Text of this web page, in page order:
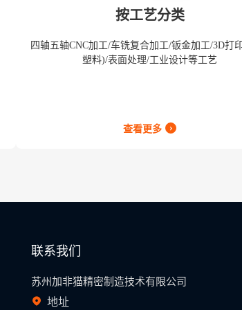
按工艺分类
四轴五轴CNC加工/车铣复合加工/钣金加工/3D打
塑料)/表面处理/工业设计等工艺
查看更多 ›
联系我们
苏州加非猫精密制造技术有限公司
地址